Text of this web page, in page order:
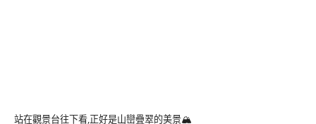
站在觀景台往下看,正好是山巒疊翠的美景🏔